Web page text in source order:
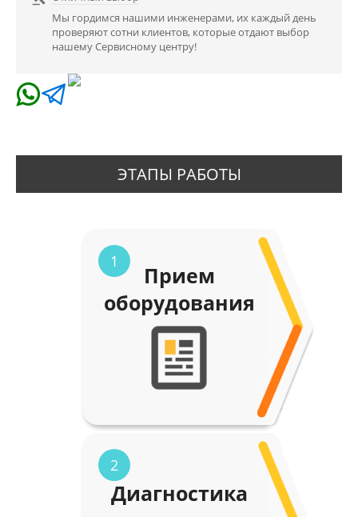
Мы гордимся нашими инженерами, их каждый день
проверяют сотни клиентов, которые отдают выбор
нашему Сервисному центру!
ЭТАПЫ РАБОТЫ
1
Прием
оборудования
2
Диагностика